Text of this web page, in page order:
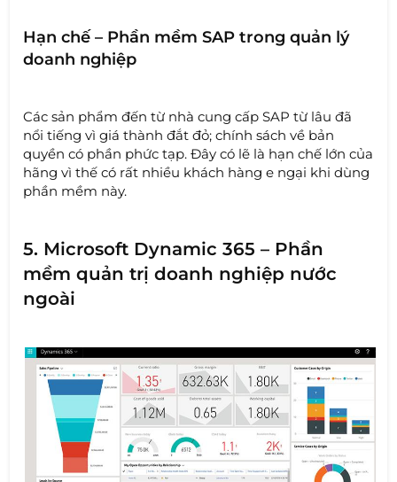
Hạn chế – Phần mềm SAP trong quản lý
doanh nghiệp
Các sản phẩm đến từ nhà cung cấp SAP từ lâu đã
nổi tiếng vì giá thành đắt đỏ; chính sách về bản
quyền có phần phức tạp. Đây có lẽ là hạn chế lớn của
hãng vì thế có rất nhiều khách hàng e ngại khi dùng
phần mềm này.
5. Microsoft Dynamic 365 – Phần
mềm quản trị doanh nghiệp nước
ngoài